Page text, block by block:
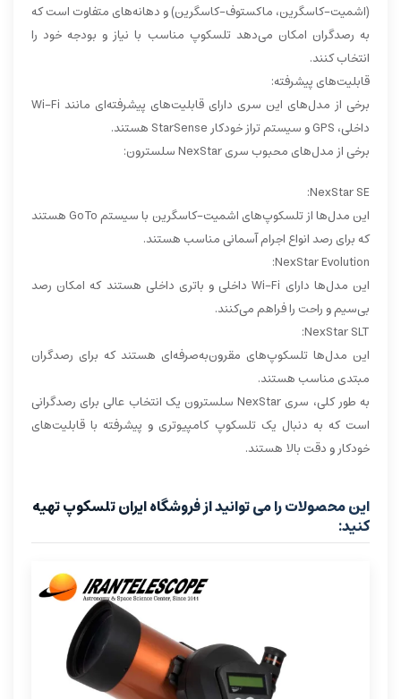
(اشمیت-کاسگرین، ماکستوف-کاسگرین) و دهانه‌های متفاوت است که
به رصدگران امکان می‌دهد تلسکوپ مناسب با نیاز و بودجه خود را
انتخاب کنند.
قابلیت‌های پیشرفته:
برخی از مدل‌های این سری دارای قابلیت‌های پیشرفته‌ای مانند Wi-Fi
داخلی، GPS و سیستم تراز خودکار StarSense هستند.
برخی از مدل‌های محبوب سری NexStar سلسترون:
NexStar SE:
این مدل‌ها از تلسکوپ‌های اشمیت-کاسگرین با سیستم GoTo هستند
که برای رصد انواع اجرام آسمانی مناسب هستند.
NexStar Evolution:
این مدل‌ها دارای Wi-Fi داخلی و باتری داخلی هستند که امکان رصد
بی‌سیم و راحت را فراهم می‌کنند.
NexStar SLT:
این مدل‌ها تلسکوپ‌های مقرون‌به‌صرفه‌ای هستند که برای رصدگران
مبتدی مناسب هستند.
به طور کلی، سری NexStar سلسترون یک انتخاب عالی برای رصدگرانی
است که به دنبال یک تلسکوپ کامپیوتری و پیشرفته با قابلیت‌های
خودکار و دقت بالا هستند.
این محصولات را می توانید از فروشگاه ایران تلسکوپ تهیه
کنید: